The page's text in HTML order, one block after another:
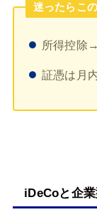
迷ったらこ
所得控除
証憑は月
iDeCoと企